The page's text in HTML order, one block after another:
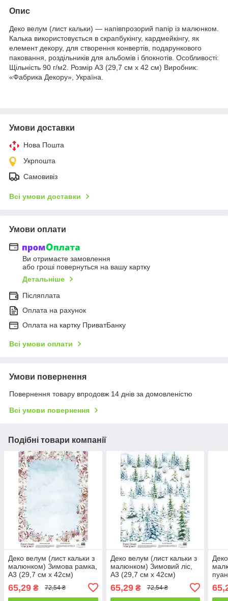
Опис
Деко велум (лист кальки) — напівпрозорий папір із малюнком.
Калька використовується в скрапбукінгу, кардмейкінгу, як
елемент декору, для створення конвертів, подарункового
паковання, роздільників для альбомів і блокнотів. Особливості:
Щільність 90 г/м2. Розмір А3 (29,7 см х 42 см) Виробник:
«Фабрика Декору», Україна.
Умови доставки
Нова Пошта
Укрпошта
Самовивіз
Всі умови доставки
Умови оплати
Ви отримаєте замовлення
або гроші повернуться на вашу картку
Детальніше
Післяплата
Оплата на рахунок
Оплата на картку ПриватБанку
Всі умови оплати
Умови повернення
Повернення товару впродовж 14 днів за домовленістю
Всі умови повернення
Подібні товари компанії
Деко велум (лист кальки з
малюнком) Зимова рамка,
А3 (29,7 см х 42см)
65,29 ₴ 72,54 ₴
Деко велум (лист кальки з
малюнком) Зимовий ліс,
А3 (29,7 см х 42см)
65,29₴ 72,54 ₴